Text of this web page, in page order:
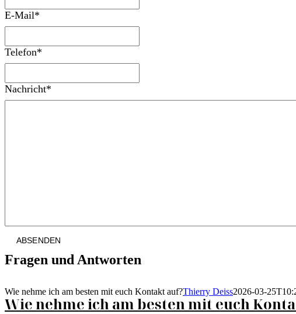
E-Mail*
Telefon*
Nachricht*
Fragen und Antworten
Wie nehme ich am besten mit euch Kontakt auf?Thierry Deiss2026-03-
Wie nehme ich am besten mit euch